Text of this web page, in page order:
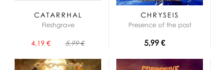
CATARRHAL
Fleshgrave
4,19 € 5,99 €
CHRYSEIS
Presence of the past
5,99 €